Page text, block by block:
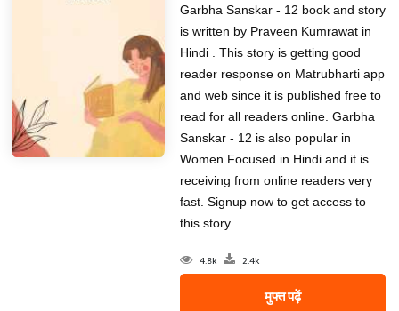
Garbha Sanskar - 12 book and story
is written by Praveen Kumrawat in
Hindi . This story is getting good
reader response on Matrubharti app
and web since it is published free to
read for all readers online. Garbha
Sanskar - 12 is also popular in
Women Focused in Hindi and it is
receiving from online readers very
fast. Signup now to get access to
this story.
4.8k 2.4k
मुफ्त पढ़ें